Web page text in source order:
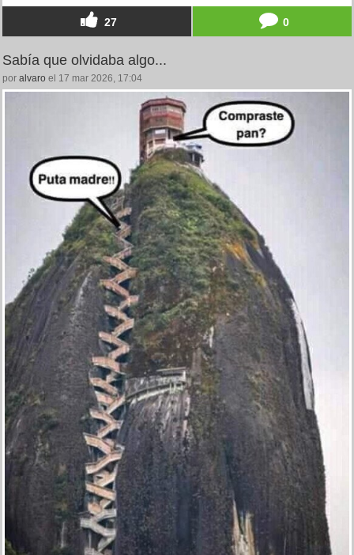
27 0
Sabía que olvidaba algo...
por alvaro el 17 mar 2026, 17:04